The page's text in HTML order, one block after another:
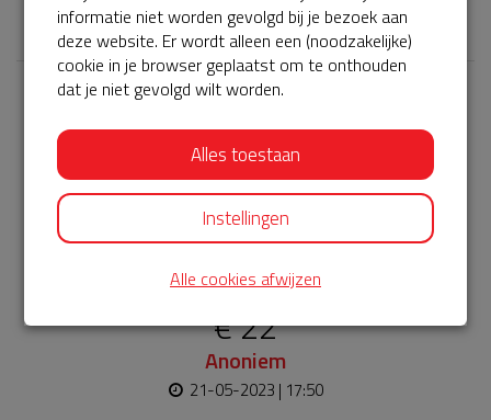
𝕏
Bekijk alle
€ 25
Anoniem
21-05-2023 | 17:50
€ 22
Anoniem
21-05-2023 | 17:50
informatie niet worden gevolgd bij je bezoek aan
deze website. Er wordt alleen een (noodzakelijke)
cookie in je browser geplaatst om te onthouden
dat je niet gevolgd wilt worden.
Alles toestaan
Instellingen
Alle cookies afwijzen